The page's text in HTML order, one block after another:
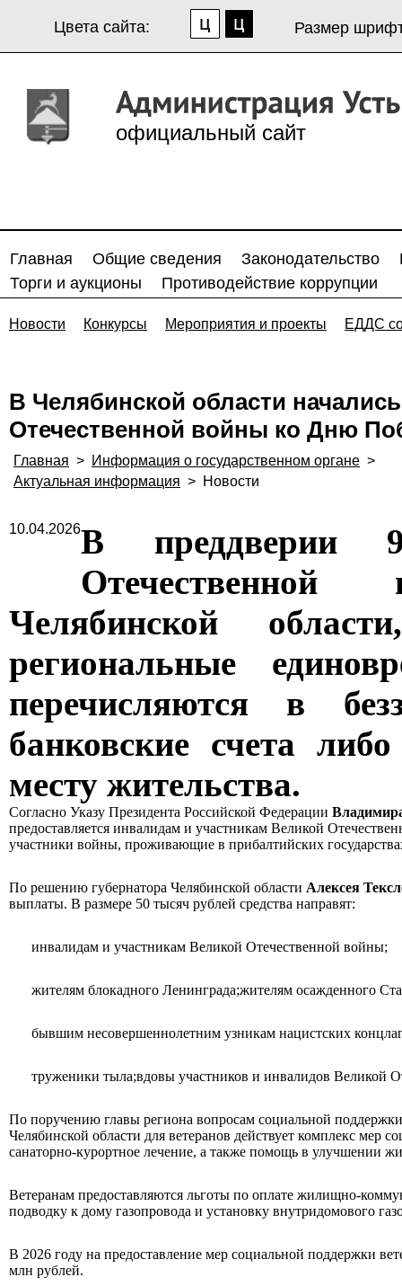
Цвета сайта: Размер
официальный сайт
Главная Общие сведения Законодательство
Торги и аукционы
Противодействие коррупции
Новости Конкурсы Мероприятия и проекты ЕДДС
В Челябинской области
Отечественной войны ко Дню
Главная > Информация о государственном органе >
Актуальная информация > Новости
10.04.2026В преддверии
Челябинской
региональные
перечисляются в
банковские счета
месту жительства.
Согласно Указу Президента Российской Федерации
предоставляется инвалидам и участникам Великой
участники войны, проживающие в прибалтийских
По решению губернатора Челябинской области Алексея
выплаты. В размере 50 тысяч рублей средства направят:
инвалидам и участникам Великой Отечественной войны;
жителям блокадного Ленинграда;жителям осажденного
бывшим несовершеннолетним узникам нацистских
труженики тыла;вдовы участников и инвалидов Великой
По поручению главы региона вопросам социальной
Челябинской области для ветеранов действует комплекс
санаторно-курортное лечение, а также помощь в улучшении
Ветеранам предоставляются льготы по оплате жилищно-
подводку к дому газопровода и установку внутридомового
В 2026 году на предоставление мер социальной поддержки
млн рублей.